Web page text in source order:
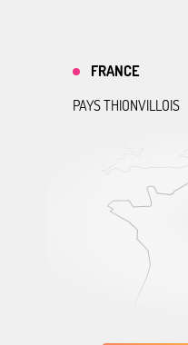
FRANCE
PAYS THIONVILLOIS